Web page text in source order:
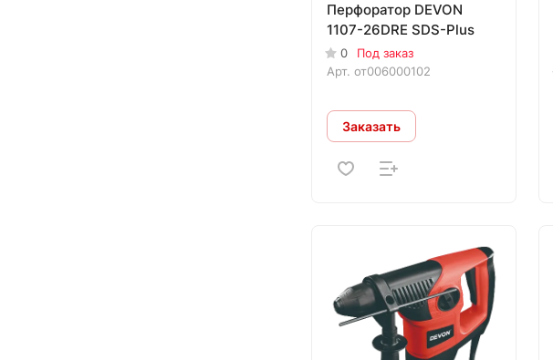
Перфоратор DEVON
1107-26DRE SDS-Plus
0
Под заказ
Арт. от006000102
Заказать